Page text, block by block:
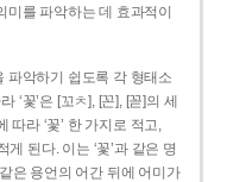
미를 파악하는 데 효과적이
파악하기 쉽도록 각 형태소
‘꽃’은 [꼬ㅊ], [꼰], [꼳]의 세
따라 ‘꽃’ 한 가지로 적고,
게 된다. 이는 ‘꽃’과 같은 명
은 용언의 어간 뒤에 어미가